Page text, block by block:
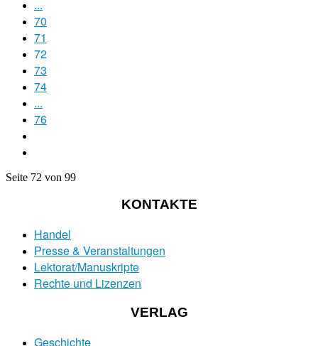
...
70
71
72
73
74
...
76
Seite 72 von 99
KONTAKTE
Handel
Presse & Veranstaltungen
Lektorat/Manuskripte
Rechte und Lizenzen
VERLAG
Geschichte